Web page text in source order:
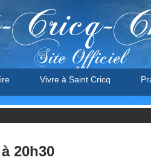
Site Officiel
Vivre à Saint Cricq
20h30